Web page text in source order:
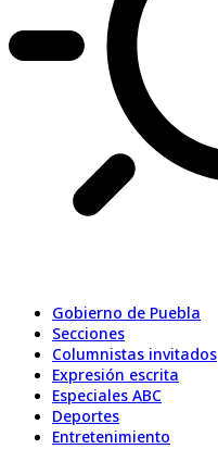
Gobierno de Puebla
Secciones
Columnistas invitados
Expresión escrita
Especiales ABC
Deportes
Entretenimiento